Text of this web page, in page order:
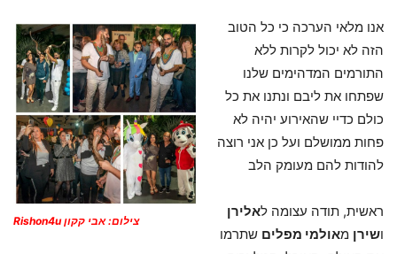
צילום: אבי קקון Rishon4u
אנו מלאי הערכה כי כל הטוב
הזה לא יכול לקרות ללא
התורמים המדהימים שלנו
שפתחו את ליבם ונתנו את כל
כולם כדיי שהאירוע יהיה לא
פחות ממושלם ועל כן אני רוצה
להודות להם מעומק הלב
ראשית, תודה עצומה לאלירן
ושירן מאולמי מפלים שתרמו